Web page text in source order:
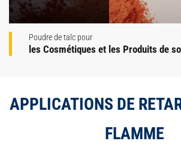
Poudre de talc pour
les Cosmétiques et les Produits de
APPLICATIONS DE
FLAMME